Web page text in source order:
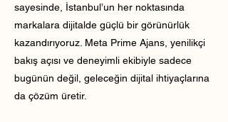
sayesinde, İstanbul’un her noktasında
markalara dijitalde güçlü bir görünürlük
kazandırıyoruz. Meta Prime Ajans, yenilikçi
bakış açısı ve deneyimli ekibiyle sadece
bugünün değil, geleceğin dijital ihtiyaçlarına
da çözüm üretir.